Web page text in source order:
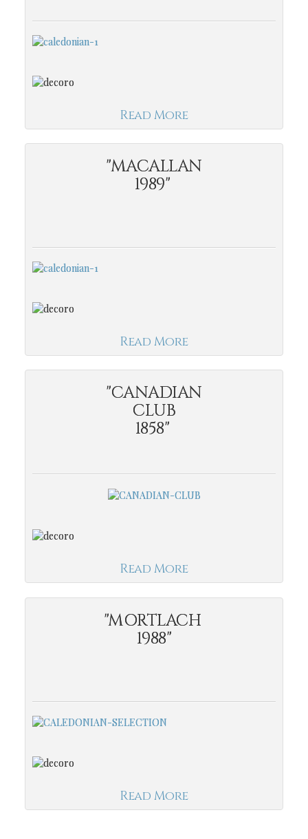
Read More
"MACALLAN
1989"
Read More
"CANADIAN
CLUB
1858"
Read More
"MORTLACH
1988"
Read More